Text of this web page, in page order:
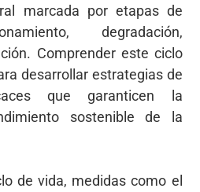
marcada por etapas de
degradación,
Comprender este ciclo
desarrollar estrategias de
que garanticen la
sostenible de la
de vida, medidas como el